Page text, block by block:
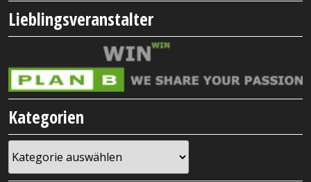
Lieblingsveranstalter
Kategorien